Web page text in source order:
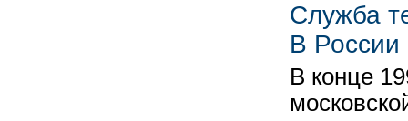
Служба
В России
В конце